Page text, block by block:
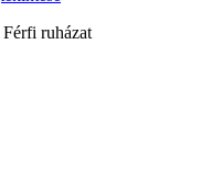
Férfi ruházat